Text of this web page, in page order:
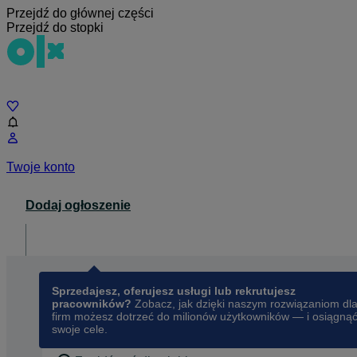
Przejdź do głównej części
Przejdź do stopki
Twoje konto
Dodaj ogłoszenie
Sprzedajesz, oferujesz usługi lub rekrutujesz
pracowników? Zobacz, jak dzięki naszym rozwiązaniom dla
firm możesz dotrzeć do milionów użytkowników — i osiągnąć
swoje cele.